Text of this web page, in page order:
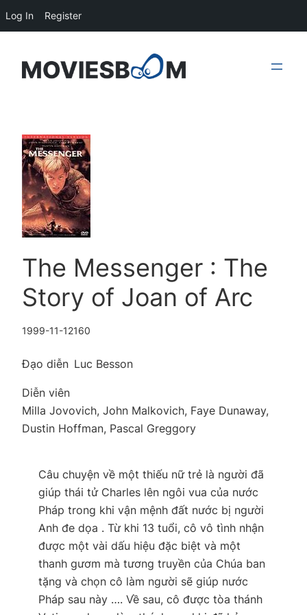
content
The Messenger : The
Story of Joan of Arc
1999-11-12160
Đạo diễn Luc Besson
Diễn viên
Milla Jovovich, John Malkovich, Faye Dunaway,
Dustin Hoffman, Pascal Greggory
Câu chuyện về một thiếu nữ trẻ là người đã
giúp thái tử Charles lên ngôi vua của nước
Pháp trong khi vận mệnh đất nước bị người
Anh đe dọa . Từ khi 13 tuổi, cô vô tình nhận
được một vài dấu hiệu đặc biệt và một
thanh gươm mà tương truyền của Chúa ban
tặng và chọn cô làm người sẽ giúp nước
Pháp sau này …. Về sau, cô được tòa thánh
Log In Register